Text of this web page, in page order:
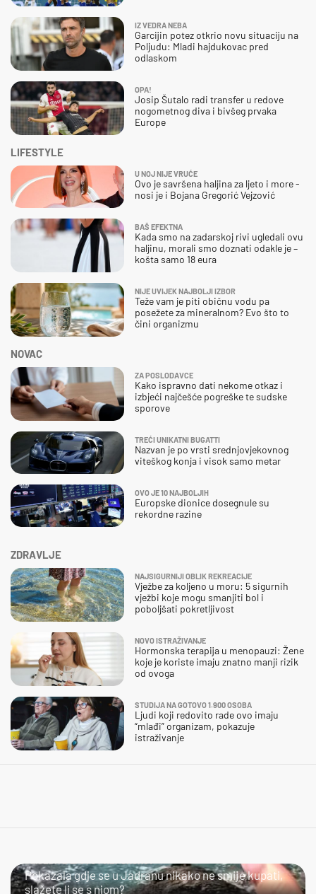
ZDRAVLJE
NAJSIGURNIJI OBLIK REKREACIJE
Vježbe za koljeno u moru: 5 sigurnih
vježbi koje mogu smanjiti bol i
poboljšati pokretljivost
NOVO ISTRAŽIVANJE
Hormonska terapija u menopauzi: Žene
koje je koriste imaju znatno manji rizik
od ovoga
STUDIJA NA GOTOVO 1.900 OSOBA
Ljudi koji redovito rade ovo imaju
“mlađi” organizam, pokazuje
istraživanje
IZ VEDRA NEBA
Garcijin potez otkrio novu situaciju na
Poljudu: Mladi hajdukovac pred
odlaskom
OPA!
Josip Šutalo radi transfer u redove
nogometnog diva i bivšeg prvaka
Europe
NOVAC
ZA POSLODAVCE
Kako ispravno dati nekome otkaz i
izbjeći najčešće pogreške te sudske
sporove
TREĆI UNIKATNI BUGATTI
Nazvan je po vrsti srednjovjekovnog
viteškog konja i visok samo metar
OVO JE 10 NAJBOLJIH
Europske dionice dosegnule su
rekordne razine
LIFESTYLE
U NOJ NIJE VRUĆE
Ovo je savršena haljina za ljeto i more -
nosi je i Bojana Gregorić Vejzović
BAŠ EFEKTNA
Kada smo na zadarskoj rivi ugledali ovu
haljinu, morali smo doznati odakle je –
košta samo 18 eura
NIJE UVIJEK NAJBOLJI IZBOR
Teže vam je piti običnu vodu pa
posežete za mineralnom? Evo što to
čini organizmu
Pokazala gdje se u Jadranu nikako ne smije kupati,
slažete li se s njom?